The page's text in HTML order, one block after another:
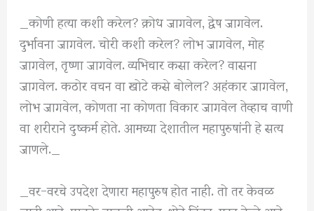
_कोणी हत्या कशी करेल? क्रोध जागवेल, द्वेष जागवेल.
दुर्भावना जागवेल. चोरी कशी करेल? लोभ जागवेल, मोह
जागवेल, तृष्णा जागवेल. व्यभिचार कसा करेल? वासना
जागवेल. कठोर वचन वा खोटे कसे बोलेल? अहंकार जागवेल,
लोभ जागवेल, कोणता ना कोणता विकार जागवेल तेव्हाच वाणी
वा शरीराने दुष्कर्म होते. आमच्या देशातील महापुरुषांनी हे सत्य
जाणले._
_वर-वरचे उपदेश देणारा महापुरुष होत नाही. तो तर केवळ